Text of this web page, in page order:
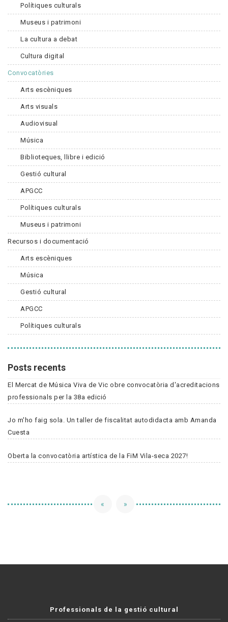
Polítiques culturals
Museus i patrimoni
La cultura a debat
Cultura digital
Convocatòries
Arts escèniques
Arts visuals
Audiovisual
Música
Biblioteques, llibre i edició
Gestió cultural
APGCC
Polítiques culturals
Museus i patrimoni
Recursos i documentació
Arts escèniques
Música
Gestió cultural
APGCC
Polítiques culturals
Posts recents
El Mercat de Música Viva de Vic obre convocatòria d'acreditacions
professionals per la 38a edició
Jo m'ho faig sola. Un taller de fiscalitat autodidacta amb Amanda
Cuesta
Oberta la convocatòria artística de la FiM Vila-seca 2027!
« »
Professionals de la gestió cultural